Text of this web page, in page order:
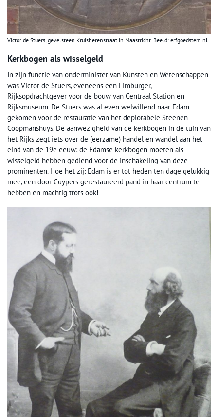
Victor de Stuers, gevelsteen Kruisherenstraat in Maastricht. Beeld: erfgoedstem.nl
Kerkbogen als wisselgeld
In zijn functie van onderminister van Kunsten en Wetenschappen
was Victor de Stuers, eveneens een Limburger,
Rijksopdrachtgever voor de bouw van Centraal Station en
Rijksmuseum. De Stuers was al even welwillend naar Edam
gekomen voor de restauratie van het deplorabele Steenen
Coopmanshuys. De aanwezigheid van de kerkbogen in de tuin van
het Rijks zegt iets over de (eerzame) handel en wandel aan het
eind van de 19e eeuw: de Edamse kerkbogen moeten als
wisselgeld hebben gediend voor de inschakeling van deze
prominenten. Hoe het zij: Edam is er tot heden ten dage gelukkig
mee, een door Cuypers gerestaureerd pand in haar centrum te
hebben en machtig trots ook!